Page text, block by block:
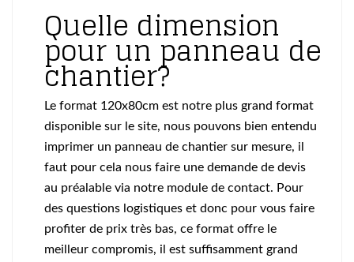
Quelle dimension
pour un panneau de
chantier?
Le format 120x80cm est notre plus grand format
disponible sur le site, nous pouvons bien entendu
imprimer un panneau de chantier sur mesure, il
faut pour cela nous faire une demande de devis
au préalable via notre module de contact. Pour
des questions logistiques et donc pour vous faire
profiter de prix très bas, ce format offre le
meilleur compromis, il est suffisamment grand